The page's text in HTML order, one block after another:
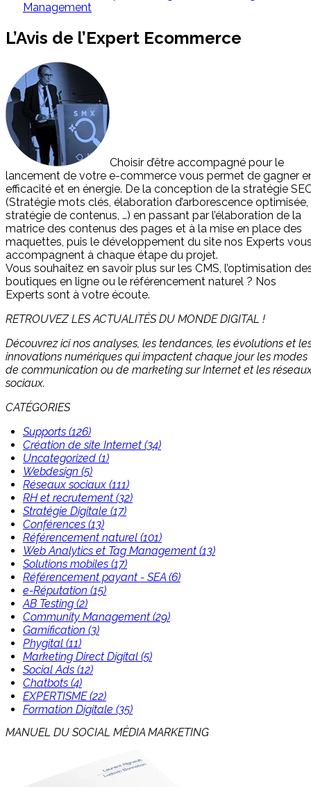
Management
L’Avis de l’Expert Ecommerce
Choisir d’être accompagné pour le
lancement de votre e-commerce vous permet de gagner
efficacité et en énergie. De la conception de la stratégie
(Stratégie mots clés, élaboration d’arborescence optimisée,
stratégie de contenus, …) en passant par l’élaboration de la
matrice des contenus des pages et à la mise en place des
maquettes, puis le développement du site nos Experts
accompagnent à chaque étape du projet.
Vous souhaitez en savoir plus sur les CMS, l’optimisation
boutiques en ligne ou le référencement naturel ? Nos
Experts sont à votre écoute.
RETROUVEZ LES ACTUALITÉS DU MONDE DIGITAL !
Découvrez ici nos analyses, les tendances, les évolutions et
innovations numériques qui impactent chaque jour les modes
de communication ou de marketing sur Internet et les
sociaux.
CATÉGORIES
Supports (126)
Création de site Internet (34)
Uncategorized (1)
Webdesign (5)
Réseaux sociaux (111)
RH et recrutement (32)
Stratégie Digitale (17)
Conférences (13)
Référencement naturel (101)
Web Analytics et Tag Management (13)
Solutions mobiles (17)
Référencement payant - SEA (6)
e-Réputation (15)
AB Testing (2)
Community Management (29)
Gamification (3)
Phygital (11)
Marketing Direct Digital (5)
Social Ads (12)
Chatbots (4)
EXPERTISME (22)
Formation Digitale (35)
MANUEL DU SOCIAL MÉDIA MARKETING